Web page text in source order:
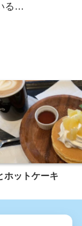
る…
ホットケーキ